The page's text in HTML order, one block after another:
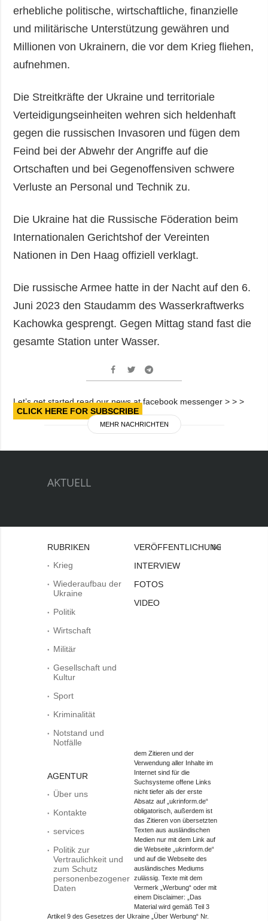
erhebliche politische, wirtschaftliche, finanzielle
und militärische Unterstützung gewähren und
Millionen von Ukrainern, die vor dem Krieg fliehen,
aufnehmen.
Die Streitkräfte der Ukraine und territoriale
Verteidigungseinheiten wehren sich heldenhaft
gegen die russischen Invasoren und fügen dem
Feind bei der Abwehr der Angriffe auf die
Ortschaften und bei Gegenoffensiven schwere
Verluste an Personal und Technik zu.
Die Ukraine hat die Russische Föderation beim
Internationalen Gerichtshof der Vereinten
Nationen in Den Haag offiziell verklagt.
Die russische Armee hatte in der Nacht auf den 6.
Juni 2023 den Staudamm des Wasserkraftwerks
Kachowka gesprengt. Gegen Mittag stand fast die
gesamte Station unter Wasser.
Let’s get started read our news at facebook messenger > > >
CLICK HERE FOR SUBSCRIBE
MEHR NACHRICHTEN
AKTUELL
RUBRIKEN
Krieg
Wiederaufbau der
Ukraine
Politik
Wirtschaft
Militär
Gesellschaft und
Kultur
Sport
Kriminalität
Notstand und
Notfälle
AGENTUR
Über uns
Kontakte
services
Politik zur
Vertraulichkeit und
zum Schutz
personenbezogener
Daten
VERÖFFENTLICHUNGEN
INTERVIEW
FOTOS
VIDEO
Bei
dem Zitieren und der
Verwendung aller Inhalte im
Internet sind für die
Suchsysteme offene Links
nicht tiefer als der erste
Absatz auf „ukrinform.de“
obligatorisch, außerdem ist
das Zitieren von übersetzten
Texten aus ausländischen
Medien nur mit dem Link auf
die Webseite „ukrinform.de“
und auf die Webseite des
ausländisches Mediums
zulässig. Texte mit dem
Vermerk „Werbung“ oder mit
einem Disclaimer: „Das
Material wird gemäß Teil 3
Artikel 9 des Gesetzes der Ukraine „Über Werbung“ Nr.